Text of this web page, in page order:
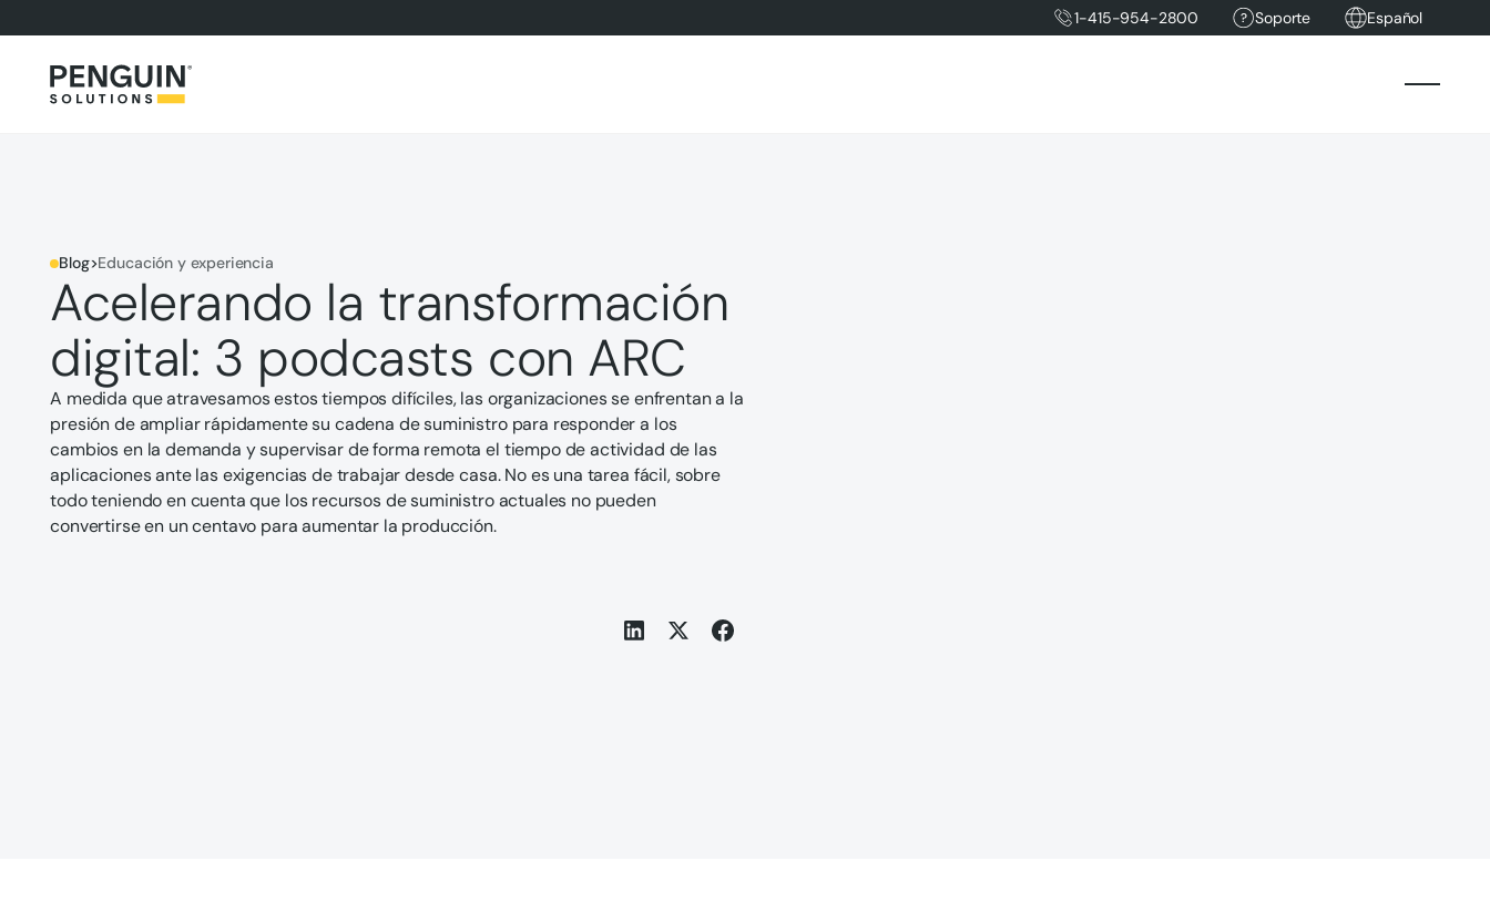
1-415-954-2800 Soporte Español
Blog>Educación y experiencia
Acelerando la transformación
digital: 3 podcasts con ARC
A medida que atravesamos estos tiempos difíciles, las organizaciones se enfrentan a la
presión de ampliar rápidamente su cadena de suministro para responder a los
cambios en la demanda y supervisar de forma remota el tiempo de actividad de las
aplicaciones ante las exigencias de trabajar desde casa. No es una tarea fácil, sobre
todo teniendo en cuenta que los recursos de suministro actuales no pueden
convertirse en un centavo para aumentar la producción.